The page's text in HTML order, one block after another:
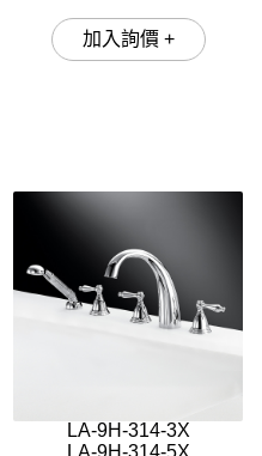
加入詢價 +
LA-9H-314-3X